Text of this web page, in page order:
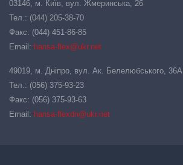
03146, м. Київ, вул. Жмеринська, 26
Тел.: (044) 205-38-70
Факс: (044) 451-86-85
Email: hansa-flex@ukr.net
49019, м. Дніпро, вул. Ак. Белелюбського, 36А
Тел.: (056) 375-93-23
Факс: (056) 375-93-63
Email: hansa-flexdn@ukr.net